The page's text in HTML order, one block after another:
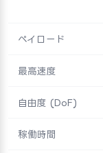
ペイロード
最高速度
自由度 (DoF)
稼働時間